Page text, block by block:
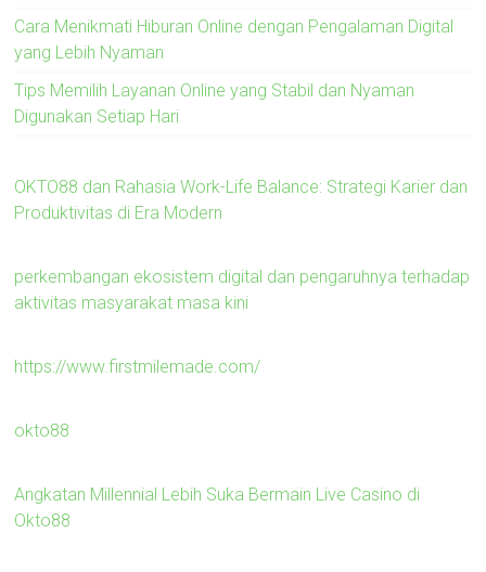
Cara Menikmati Hiburan Online dengan Pengalaman Digital
yang Lebih Nyaman
Tips Memilih Layanan Online yang Stabil dan Nyaman
Digunakan Setiap Hari
OKTO88 dan Rahasia Work-Life Balance: Strategi Karier dan
Produktivitas di Era Modern
perkembangan ekosistem digital dan pengaruhnya terhadap
aktivitas masyarakat masa kini
https://www.firstmilemade.com/
okto88
Angkatan Millennial Lebih Suka Bermain Live Casino di
Okto88